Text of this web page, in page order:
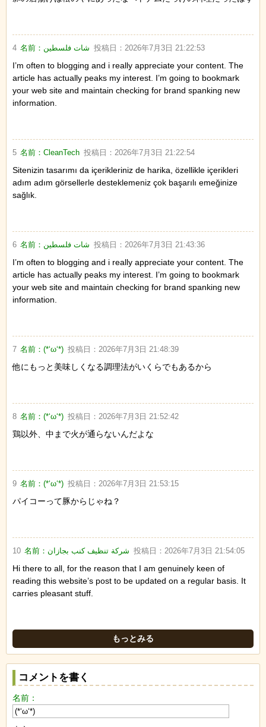
4 名前： شات فلسطين 投稿日： 2026年7月3日 21:22:53
I’m often to blogging and i really appreciate your content. The
article has actually peaks my interest. I’m going to bookmark
your web site and maintain checking for brand spanking new
information.
5 名前：CleanTech 投稿日： 2026年7月3日 21:22:54
Sitenizin tasarımı da içerikleriniz de harika, özellikle içerikleri
adım adım görsellerle desteklemeniz çok başarılı emeğinize
sağlık.
6 名前： شات فلسطين 投稿日： 2026年7月3日 21:43:36
I’m often to blogging and i really appreciate your content. The
article has actually peaks my interest. I’m going to bookmark
your web site and maintain checking for brand spanking new
information.
7 名前：(*‘ω‘*) 投稿日： 2026年7月3日 21:48:39
他にもっと美味しくなる調理法がいくらでもあるから
8 名前：(*‘ω‘*) 投稿日： 2026年7月3日 21:52:42
鶏以外、中まで火が通らないんだよな
9 名前：(*‘ω‘*) 投稿日： 2026年7月3日 21:53:15
パイコーって豚からじゃね？
10 名前： شركة تنظيف كنب بجازان 投稿日： 2026年7月3日 21:54:05
Hi there to all, for the reason that I am genuinely keen of
reading this website’s post to be updated on a regular basis. It
carries pleasant stuff.
もっとみる
コメントを書く
名前：